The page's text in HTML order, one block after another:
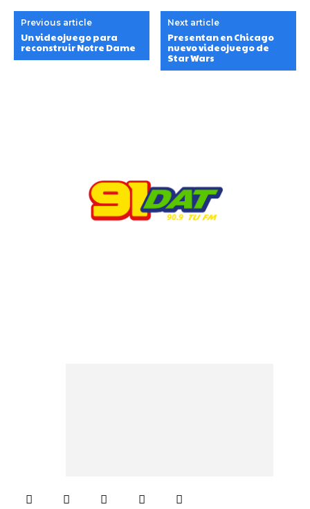
Previous article
Un videojuego para
reconstruir Notre Dame
Next article
Presentan en Chicago
nuevo videojuego de
Star Wars